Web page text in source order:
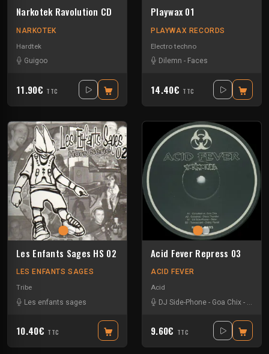
Narkotek Ravolution CD
NARKOTEK
Hardtek
Guigoo
11.90€ TTC
Playwax 01
PLAYWAX RECORDS
Electro techno
Dilemn - Faces
14.40€ TTC
Les Enfants Sages HS 02
LES ENFANTS SAGES
Tribe
Les enfants sages
10.40€ TTC
Acid Fever Repress 03
ACID FEVER
Acid
DJ Side-Phone - Goa Chix -
9.60€ TTC